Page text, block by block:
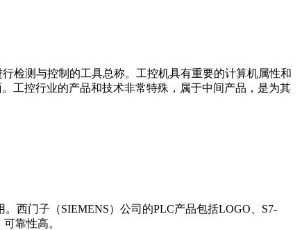
检测与控制的工具总称。工控机具有重要的计算机属性和
工控行业的产品和技术非常特殊，属于中间产品，是为其
西门子（SIEMENS）公司的PLC产品包括LOGO、S7-
靠性高。